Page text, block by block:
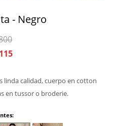
- Negro
linda calidad, cuerpo en cotton
en tussor o broderie.